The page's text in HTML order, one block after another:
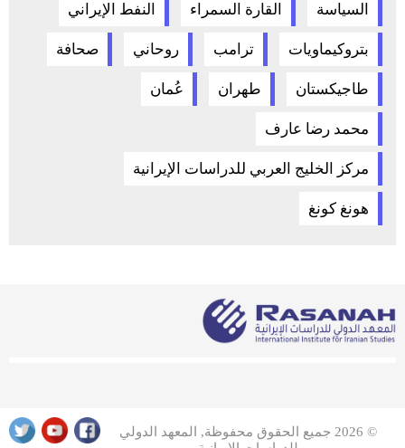
السياسة القارة السمراء النفط الإيراني
بتروكيماويات ترامب روحاني صحافة
طاجيكستان طهران عُمان
محمد رضا عارف
مركز الخليج العربي للدراسات الإيرانية
هونغ كونغ
© 2026 جميع الحقوق محفوظة, المعهد الدولي